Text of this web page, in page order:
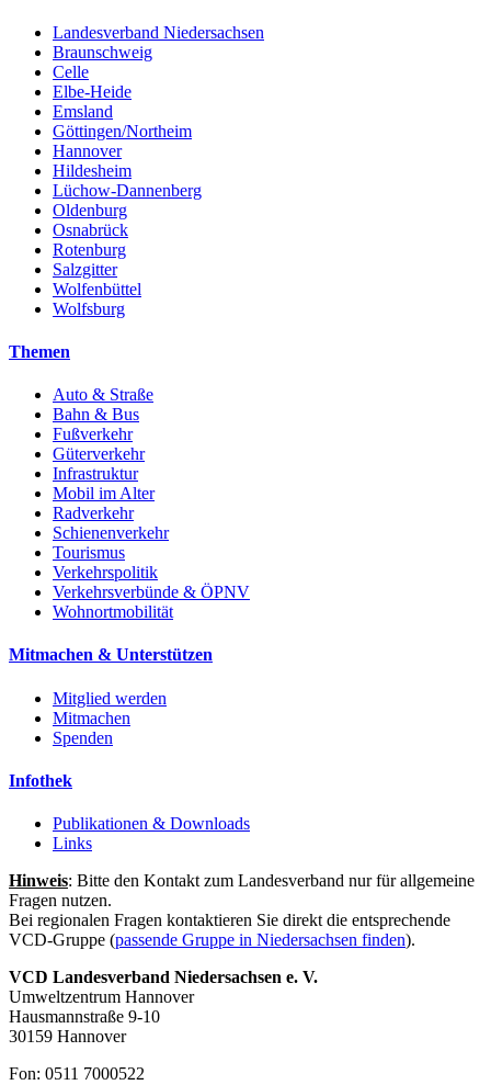
Landesverband Niedersachsen
Braunschweig
Celle
Elbe-Heide
Emsland
Göttingen/Northeim
Hannover
Hildesheim
Lüchow-Dannenberg
Oldenburg
Osnabrück
Rotenburg
Salzgitter
Wolfenbüttel
Wolfsburg
Themen
Auto & Straße
Bahn & Bus
Fußverkehr
Güterverkehr
Infrastruktur
Mobil im Alter
Radverkehr
Schienenverkehr
Tourismus
Verkehrspolitik
Verkehrsverbünde & ÖPNV
Wohnortmobilität
Mitmachen & Unterstützen
Mitglied werden
Mitmachen
Spenden
Infothek
Publikationen & Downloads
Links
Hinweis: Bitte den Kontakt zum Landesverband nur für allgemeine
Fragen nutzen.
Bei regionalen Fragen kontaktieren Sie direkt die entsprechende
VCD-Gruppe (passende Gruppe in Niedersachsen finden).
VCD Landesverband Niedersachsen e. V.
Umweltzentrum Hannover
Hausmannstraße 9-10
30159 Hannover
Fon: 0511 7000522